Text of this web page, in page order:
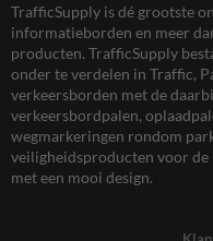
TrafficSupply is dé grootste
informatieborden en meer
producten. TrafficSupply
onder te verdelen in Traffic,
verkeersborden met de
verkeersbordpalen,
wegmarkeringen rondom
veiligheidsproducten voor
met een mooi design.